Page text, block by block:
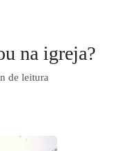
na igreja?
de leitura